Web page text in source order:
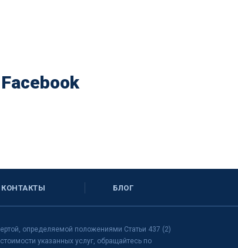
Facebook
КОНТАКТЫ БЛОГ
определяемой положениями Статьи 437 (2)
указанных услуг, обращайтесь по